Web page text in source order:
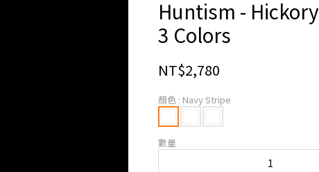
Huntism -
3 Colors
NT$2,780
顏色 : Navy Stripe
數量